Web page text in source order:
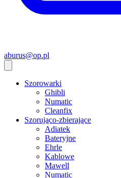
aburus@op.pl
Szorowarki
Ghibli
Numatic
Cleanfix
Szorująco-zbierające
Adiatek
Bateryjne
Ehrle
Kablowe
Mawell
Numatic